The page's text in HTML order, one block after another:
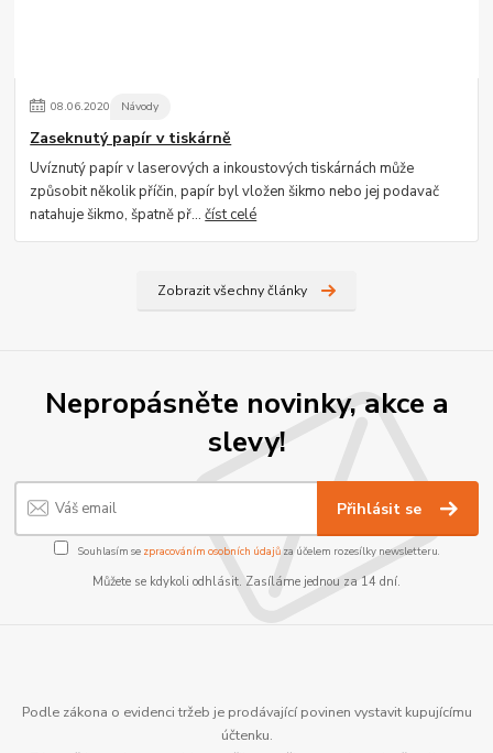
08.06.2020 Návody
Zaseknutý papír v tiskárně
Uvíznutý papír v laserových a inkoustových tiskárnách může
způsobit několik příčin, papír byl vložen šikmo nebo jej podavač
natahuje šikmo, špatně př...číst celé
Zobrazit všechny články
Nepropásněte novinky, akce a
slevy!
Přihlásit se
Souhlasím se zpracováním osobních údajůza účelem rozesílky newsletteru.
Můžete se kdykoli odhlásit. Zasíláme jednou za 14 dní.
Podle zákona o evidenci tržeb je prodávající povinen vystavit kupujícímu
účtenku.